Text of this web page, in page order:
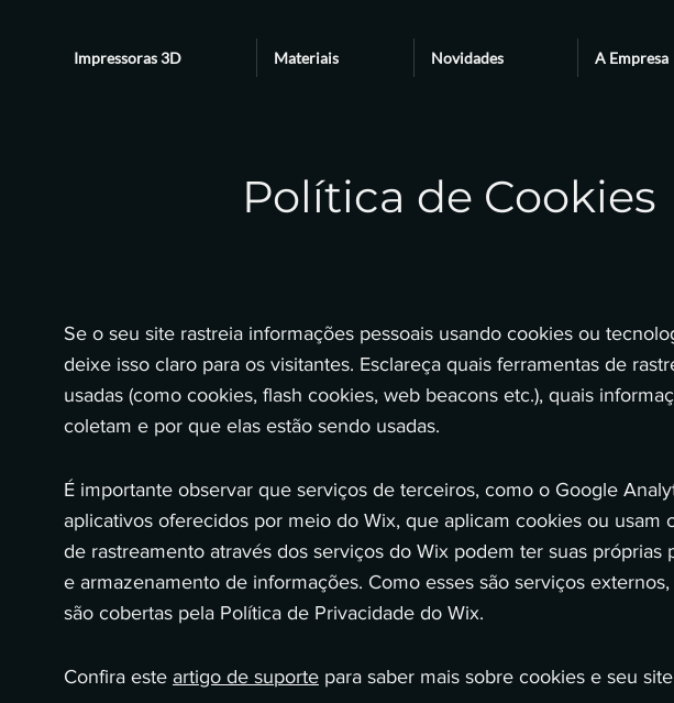
Impressoras 3D Materiais Novidades A Empresa
Política de Cookies
Se o seu site rastreia informações pessoais usando cookies ou
deixe isso claro para os visitantes. Esclareça quais ferramentas de
usadas (como cookies, flash cookies, web beacons etc.), quais
coletam e por que elas estão sendo usadas.
É importante observar que serviços de terceiros, como o Google
aplicativos oferecidos por meio do Wix, que aplicam cookies ou usam
de rastreamento através dos serviços do Wix podem ter suas próprias
e armazenamento de informações. Como esses são serviços externos,
são cobertas pela Política de Privacidade do Wix.
Confira este artigo de suporte para saber mais sobre cookies e seu